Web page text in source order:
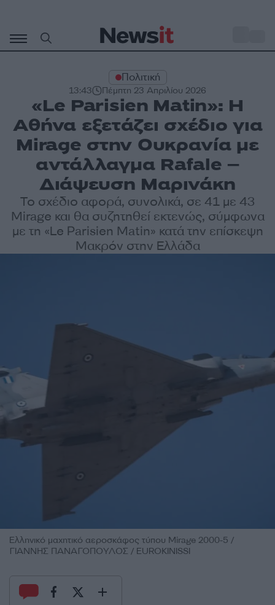
περιεχόμενο
Πολιτική
13:43 Πέμπτη 23 Απριλίου 2026
«Le Parisien Matin»: Η
Αθήνα εξετάζει σχέδιο για
Mirage στην Ουκρανία με
αντάλλαγμα Rafale –
Διάψευση Μαρινάκη
Το σχέδιο αφορά, συνολικά, σε 41 με 43
Mirage και θα συζητηθεί εκτενώς, σύμφωνα
με τη «Le Parisien Matin» κατά την επίσκεψη
Μακρόν στην Ελλάδα
Ελληνικό μαχητικό αεροσκάφος τύπου Mirage 2000-5 /
ΓΙΑΝΝΗΣ ΠΑΝΑΓΟΠΟΥΛΟΣ / EUROKINISSI